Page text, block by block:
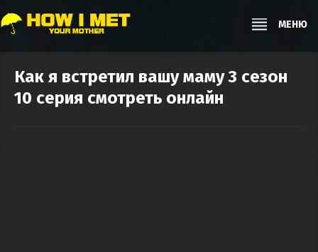
МЕНЮ
Как я встретил вашу маму 3 сезон
10 серия смотреть онлайн